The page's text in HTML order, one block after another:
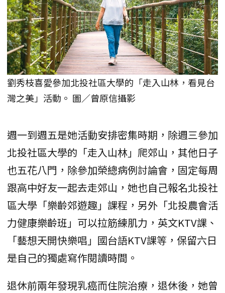
劉秀枝喜愛參加北投社區大學的「走入山林，看見台
灣之美」活動。 圖／曾原信攝影
週一到週五是她活動安排密集時期，除週三參加
北投社區大學的「走入山林」爬郊山，其他日子
也五花八門，除參加榮總病例討論會，固定每周
跟高中好友一起去走郊山，她也自己報名北投社
區大學「樂齡郊遊趣」課程，另外「北投農會活
力健康樂齡班」可以拉筋練肌力，英文KTV課、
「藝想天開快樂唱」國台語KTV課等，保留六日
是自己的獨處寫作閱讀時間。
退休前兩年發現乳癌而住院治療，退休後，她曾